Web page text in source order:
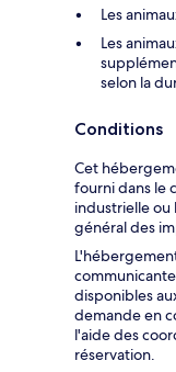
Les
Les
selon la
Conditions
Cet
fourni dans le
industrielle ou
général des
disponibles
demande en
l'aide des
réservation.